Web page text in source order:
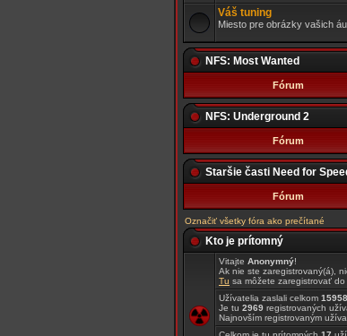
Váš tuning
Miesto pre obrázky vašich
NFS: Most Wanted
Fórum
NFS: Underground 2
Fórum
Staršie časti Need for
Fórum
Označiť všetky fóra ako prečítané
Kto je prítomný
Vitajte Anonymný!
Ak nie ste zaregistrovaný(á),
Tu sa môžete zaregistrovať do
Užívatelia zaslali celkom
Je tu 2969 registrovaných
Najnovším registrovaným